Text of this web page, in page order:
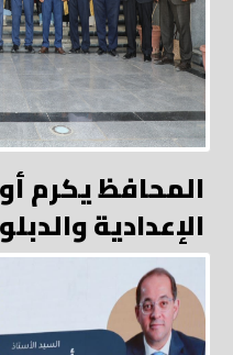
المحافظ يكرم
الإعدادية